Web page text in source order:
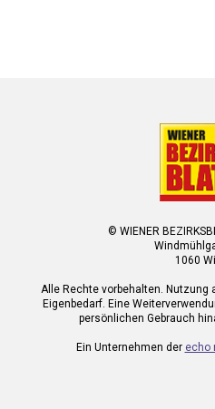
© WIENER
1060
Alle Rechte vorbehalten.
Eigenbedarf. Eine
persönlichen Gebrauch
Ein Unternehmen der echo